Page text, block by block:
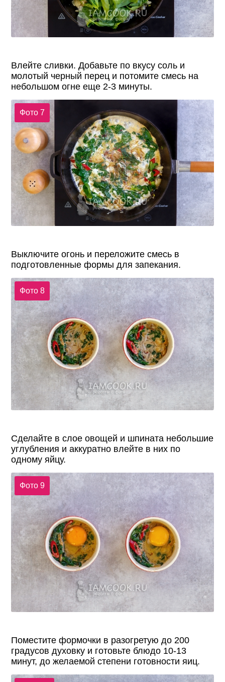
Влейте сливки. Добавьте по вкусу соль и
молотый черный перец и потомите смесь на
небольшом огне еще 2-3 минуты.
Фото 7
Выключите огонь и переложите смесь в
подготовленные формы для запекания.
Фото 8
Сделайте в слое овощей и шпината небольшие
углубления и аккуратно влейте в них по
одному яйцу.
Фото 9
Поместите формочки в разогретую до 200
градусов духовку и готовьте блюдо 10-13
минут, до желаемой степени готовности яиц.